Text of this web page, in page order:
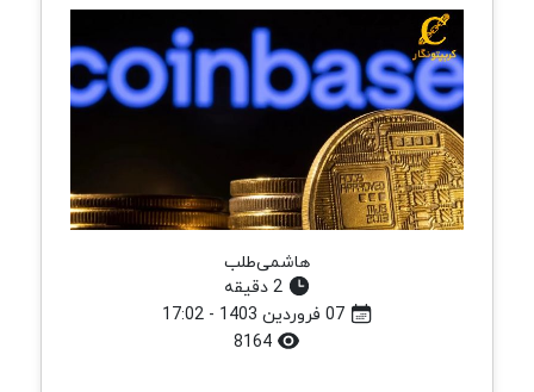
هاشمی‌طلب
2 دقیقه
07 فروردین 1403 - 17:02